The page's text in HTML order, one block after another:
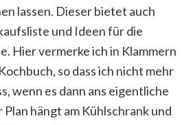
lassen. Dieser bietet auch
und Ideen für die
Hier vermerke ich in Klammern
so dass ich nicht mehr
wenn es dann ans eigentliche
hängt am Kühlschrank und